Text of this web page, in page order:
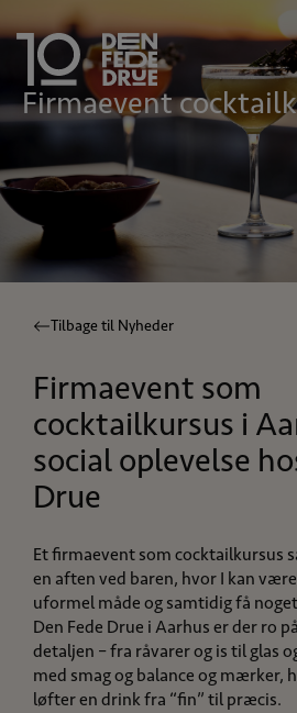
Book bord
Restaurant Tiende
Den Fede Drue
Kontakt
firmaevent
Tilbage til Nyheder
Firmaevent som
cocktailkursus i
social oplevelse
Drue
Et firmaevent som cocktailkursus
en aften ved baren, hvor I kan
uformel måde og samtidig få
Den Fede Drue i Aarhus er der ro
detaljen – fra råvarer og is til glas
med smag og balance og mærker,
løfter en drink fra “fin” til præcis.